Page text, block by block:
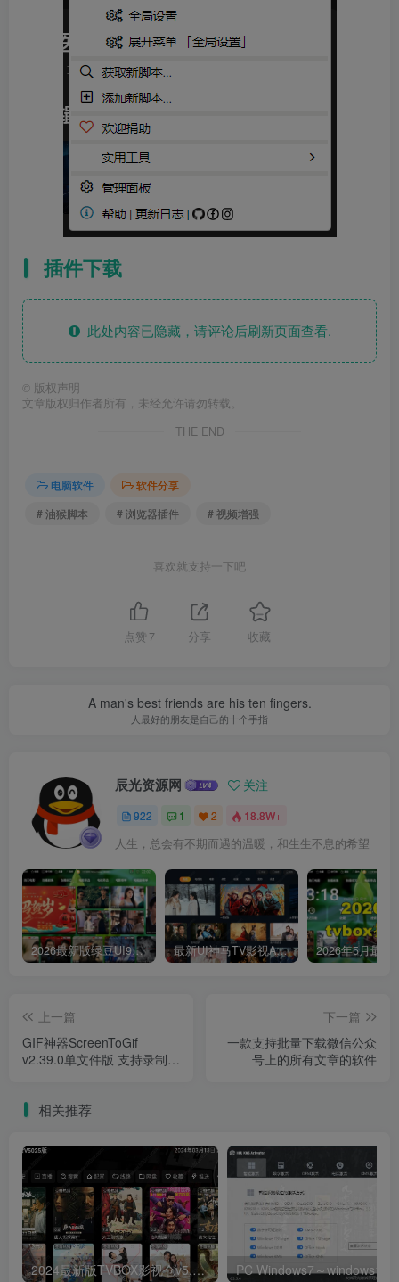
插件下载
此处内容已隐藏，请评论后刷新页面查看.
© 版权声明
文章版权归作者所有，未经允许请勿转载。
THE END
电脑软件
软件分享
# 油猴脚本
# 浏览器插件 # 视频增强
喜欢就支持一下吧
点赞 7 分享 收藏
A man's best friends are his ten fingers.
人最好的朋友是自己的十个手指
辰光资源网 关注
922 1 2 18.8W+
人生，总会有不期而遇的温暖，和生生不息的希望
2026最新版绿豆UI9双端影视APP源码 最新UI神马TV影视APP源码 乐檬影视苹果CMS后台 包含前后端源码
上一篇
GIF神器ScreenToGif
v2.39.0单文件版 支持录制屏
下一篇
一款支持批量下载微信公众
号上的所有文章的软件
相关推荐
2024最新版TVBOX影视仓v5.0.25脱壳解密版 已去除弹窗提示及顶部提示 可内置tvbox仓库接口 内附三个修改版本